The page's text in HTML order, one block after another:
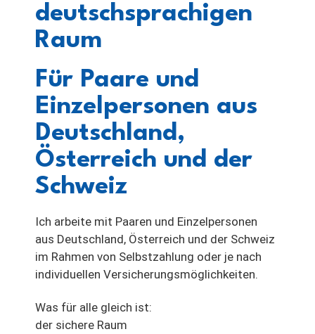
deutschsprachigen
Raum
Für Paare und
Einzelpersonen aus
Deutschland,
Österreich und der
Schweiz
Ich arbeite mit Paaren und Einzelpersonen
aus Deutschland, Österreich und der Schweiz
im Rahmen von Selbstzahlung oder je nach
individuellen Versicherungsmöglichkeiten.
Was für alle gleich ist:
der sichere Raum